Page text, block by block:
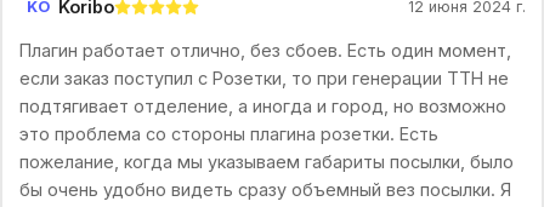
KO Koribo 12 июня 2024 г.
Плагин работает отлично, без сбоев. Есть один момент,
если заказ поступил с Розетки, то при генерации ТТН не
подтягивает отделение, а иногда и город, но возможно
это проблема со стороны плагина розетки. Есть
пожелание, когда мы указываем габариты посылки, было
бы очень удобно видеть сразу объемный вез посылки. Я